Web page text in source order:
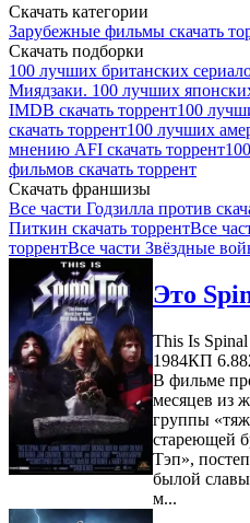
Скачать категории
Зарубежные фильмы скачать
Скачать подборки
100 лучших британских
Миядзаки. 100 лучших
IMDB скачать торрент100
скачать торрент100 лучших
мнению AFI скачать торрент
фильмов скачать торрент
Скачать франшизы
Все части Годзилла против
Питкин скачать торрентВсе
торрентВсе части Звёздные
Это
This Is
1984КП
В фильме
месяцев из
группы
стареющей
Тэп»,
былой
м...